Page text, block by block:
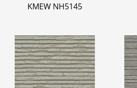
KMEW NH5145